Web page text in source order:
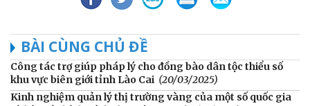
BÀI CÙNG CHỦ ĐỀ
Công tác trợ giúp pháp lý cho đồng bào dân tộc thiểu số
khu vực biên giới tỉnh Lào Cai (20/03/2025)
Kinh nghiệm quản lý thị trường vàng của một số quốc gia